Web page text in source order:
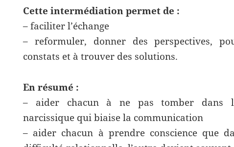
Cette intermédiation permet de :
– faciliter l’échange
– reformuler, donner des perspectives,
constats et à trouver des solutions.
En résumé :
– aider chacun à ne pas tomber dans
narcissique qui biaise la communication
– aider chacun à prendre conscience que